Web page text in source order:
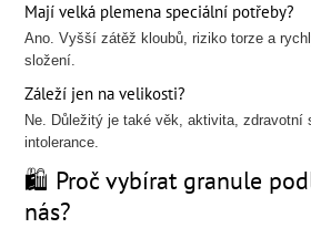
Mají velká plemena speciální potřeby?
Ano. Vyšší zátěž kloubů, riziko torze a
složení.
Záleží jen na velikosti?
Ne. Důležitý je také věk, aktivita, zdravotní
intolerance.
🛍️ Proč vybírat granule
nás?